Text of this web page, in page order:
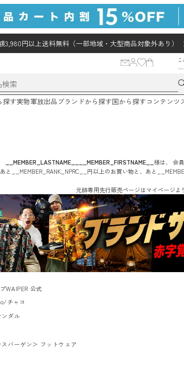
3,980円以上送料無料（一部地域・大型商品対象外あり）
こ
探す実物軍放出品 ブランドから探す国から探すコンテンツ
__MEMBER_LASTNAME__ __MEMBER_FIRSTNAME__ 様は、 会
あと
__MEMBER_RANK_NPRC__ 円以上のお買い物と、あと
元帥専用先行販売ページはマイページよ
WAIPER 公式
チャコ
ンダル
バーゲン＞ フットウェア